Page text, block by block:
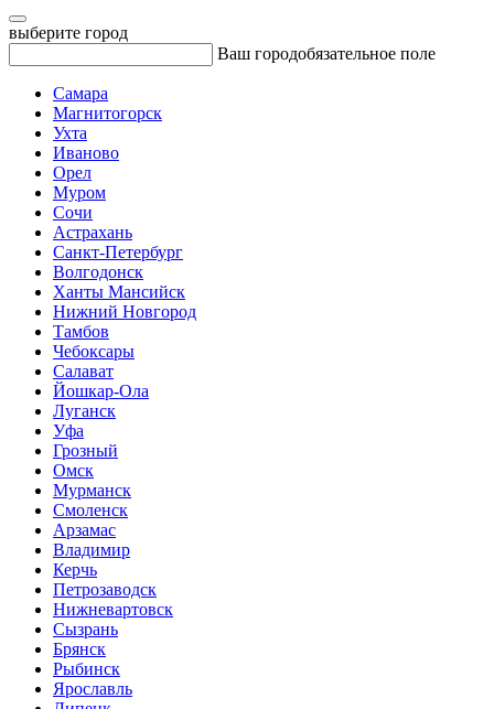
выберите город
Ваш городобязательное поле
Самара
Магнитогорск
Ухта
Иваново
Орел
Муром
Сочи
Астрахань
Санкт-Петербург
Волгодонск
Ханты Мансийск
Нижний Новгород
Тамбов
Чебоксары
Салават
Йошкар-Ола
Луганск
Уфа
Грозный
Омск
Мурманск
Смоленск
Арзамас
Владимир
Керчь
Петрозаводск
Нижневартовск
Сызрань
Брянск
Рыбинск
Ярославль